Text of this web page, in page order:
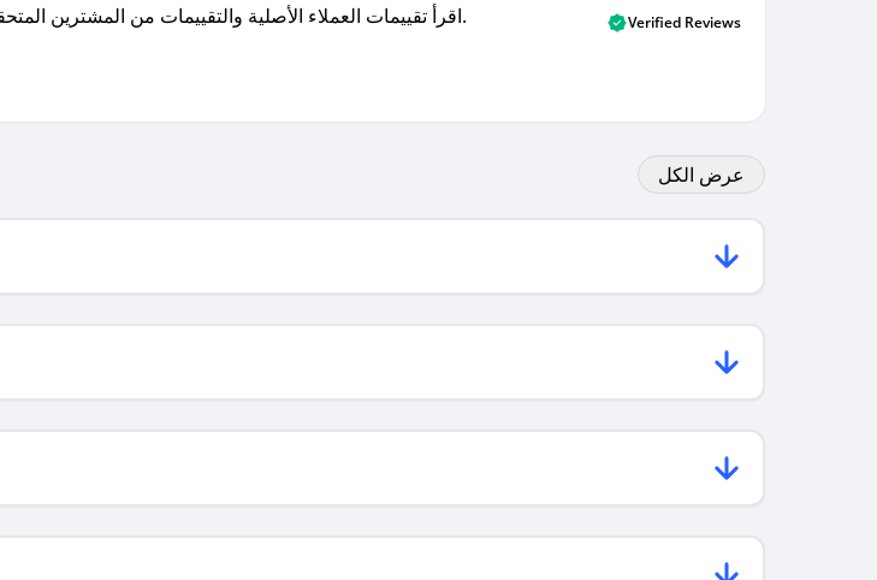
اقرأ تقييمات العملاء الأصلية والتقييمات من المشترين المتحققين. اكتشف ما يعتقده المستخدمون الحقيقيون حول خدمتنا وتعلم من تجاربهم. Verified Reviews
عرض الكل